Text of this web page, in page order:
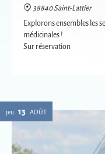
38840 Saint-Lattier
Explorons ensembles les
médicinales !
Sur réservation
jeu. 13 AOÛT